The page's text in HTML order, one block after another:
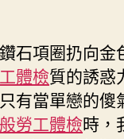
石項圈扔向金
體檢質的誘惑
有當單戀的傻
勞工體檢時，